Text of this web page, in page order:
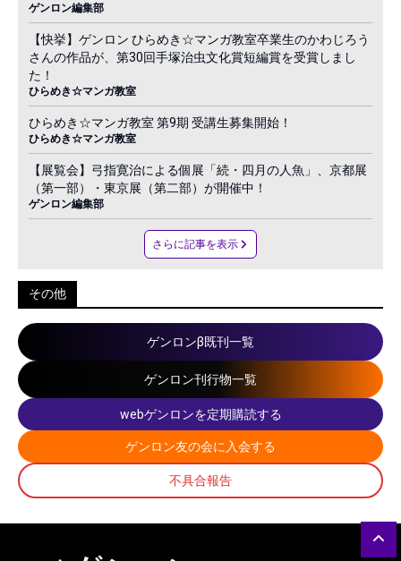
ゲンロン編集部
【快挙】ゲンロン ひらめき☆マンガ教室卒業生のかわじろう
さんの作品が、第30回手塚治虫文化賞短編賞を受賞しまし
た！
ひらめき☆マンガ教室
ひらめき☆マンガ教室 第9期 受講生募集開始！
ひらめき☆マンガ教室
【展覧会】弓指寛治による個展「続・四月の人魚」、京都展
（第一部）・東京展（第二部）が開催中！
ゲンロン編集部
さらに記事を表示
その他
ゲンロンβ既刊一覧
ゲンロン刊行物一覧
webゲンロンを定期購読する
ゲンロン友の会に入会する
不具合報告